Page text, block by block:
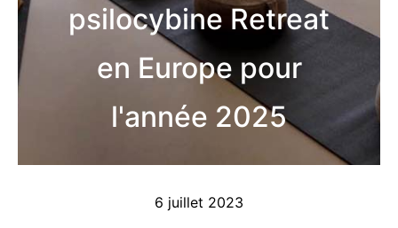
psilocybine Retreat
en Europe pour
l'année 2025
6 juillet 2023